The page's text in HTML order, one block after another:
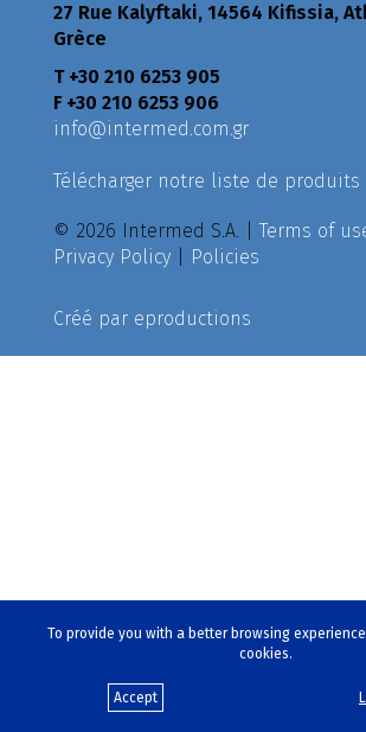
To provide you with a better browsing
cookies.
Accept
27 Rue Kalyftaki, 14564 Kifissia,
Grèce
Τ +30 210 6253 905
F +30 210 6253 906
info@intermed.com.gr
Télécharger notre liste de produits
© 2026 Intermed S.A. | Terms of
Privacy Policy
Policies
Créé par eproductions